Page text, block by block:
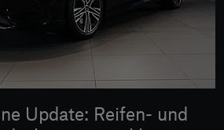
Update: Reifen- und